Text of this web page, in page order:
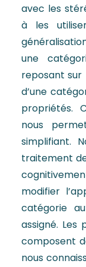
avec les
à les
une
reposant sur
d’une
propriétés.
nous
simplifiant.
traitement
modifier
catégorie
assigné. Les
composent
nous